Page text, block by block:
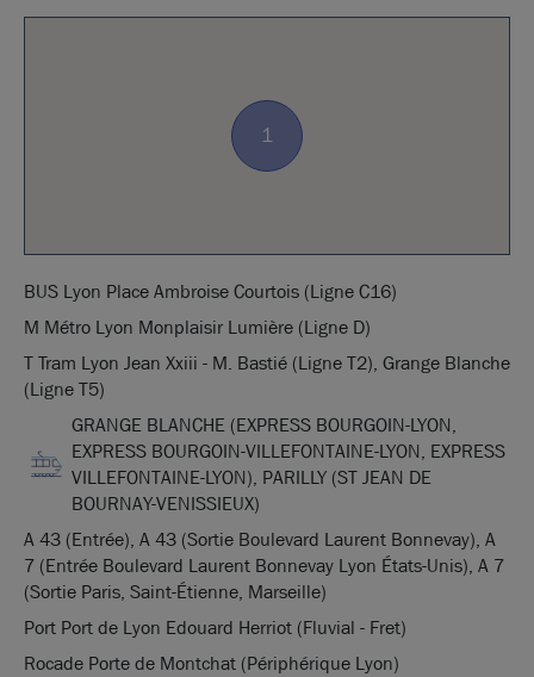
bureaux.
1
BUS Lyon Place Ambroise Courtois (Ligne C16)
M Métro Lyon Monplaisir Lumière (Ligne D)
T Tram Lyon Jean Xxiii - M. Bastié (Ligne T2), Grange Blanche
(Ligne T5)
GRANGE BLANCHE (EXPRESS BOURGOIN-LYON,
EXPRESS BOURGOIN-VILLEFONTAINE-LYON, EXPRESS
VILLEFONTAINE-LYON), PARILLY (ST JEAN DE
BOURNAY-VENISSIEUX)
A 43 (Entrée), A 43 (Sortie Boulevard Laurent Bonnevay), A
7 (Entrée Boulevard Laurent Bonnevay Lyon États-Unis), A 7
(Sortie Paris, Saint-Étienne, Marseille)
Port Port de Lyon Edouard Herriot (Fluvial - Fret)
Rocade Porte de Montchat (Périphérique Lyon)